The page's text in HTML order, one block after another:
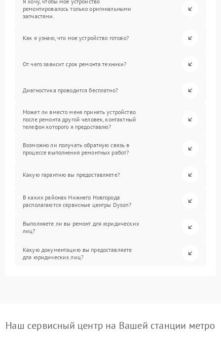
ремонтировалось только оригинальными
запчастями.
Как я узнаю, что мое устройство готово?
От чего зависит срок ремонта техники?
Диагностика проводится бесплатно?
Может ли вместо меня принять устройство
после ремонта другой человек, контактный
телефон которого я предоставлю?
Возможно ли получать обратную связь в
процессе выполнения ремонтных работ?
Какую гарантию вы предоставляете?
В каких районах Нижнего Новгорода
располагаются сервисные центры Dyson?
Выполняете ли вы ремонт для юридических
лиц?
Какую документацию вы предоставляете
для юридических лиц?
Наш сервисный центр на Вашей станции метро